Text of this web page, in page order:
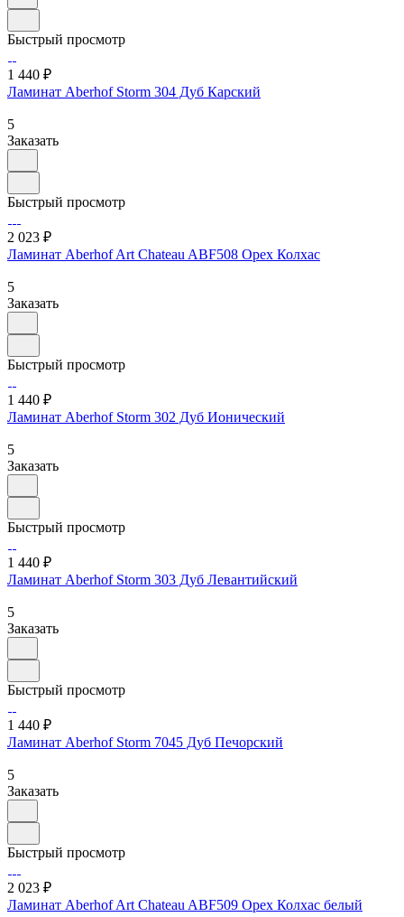
Быстрый просмотр
1 440 ₽
Ламинат Aberhof Storm 304 Дуб Карский
5
Заказать
Быстрый просмотр
2 023 ₽
Ламинат Aberhof Art Chateau ABF508 Орех Колхас
5
Заказать
Быстрый просмотр
1 440 ₽
Ламинат Aberhof Storm 302 Дуб Ионический
5
Заказать
Быстрый просмотр
1 440 ₽
Ламинат Aberhof Storm 303 Дуб Левантийский
5
Заказать
Быстрый просмотр
1 440 ₽
Ламинат Aberhof Storm 7045 Дуб Печорский
5
Заказать
Быстрый просмотр
2 023 ₽
Ламинат Aberhof Art Chateau ABF509 Орех Колхас белый